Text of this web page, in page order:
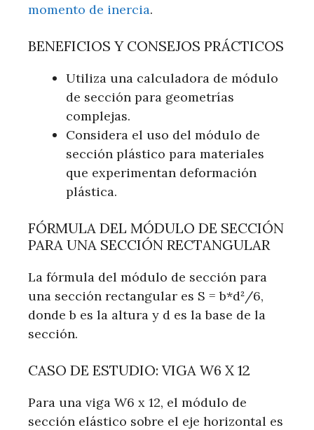
momento de inercia.
BENEFICIOS Y CONSEJOS PRÁCTICOS
Utiliza una calculadora de módulo
de sección para geometrías
complejas.
Considera el uso del módulo de
sección plástico para materiales
que experimentan deformación
plástica.
FÓRMULA DEL MÓDULO DE SECCIÓN
PARA UNA SECCIÓN RECTANGULAR
La fórmula del módulo de sección para
una sección rectangular es S = b*d²/6,
donde b es la altura y d es la base de la
sección.
CASO DE ESTUDIO: VIGA W6 X 12
Para una viga W6 x 12, el módulo de
sección elástico sobre el eje horizontal es